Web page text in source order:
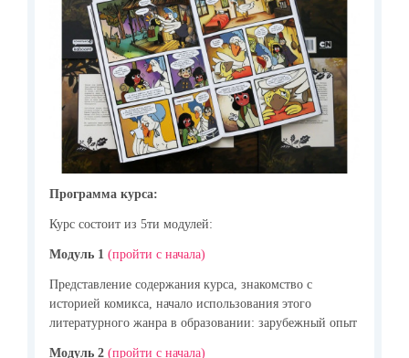
Программа курса:
Курс состоит из 5ти модулей:
Модуль 1 (пройти с начала)
Представление содержания курса, знакомство с
историей комикса, начало использования этого
литературного жанра в образовании: зарубежный опыт
Модуль 2 (пройти с начала)